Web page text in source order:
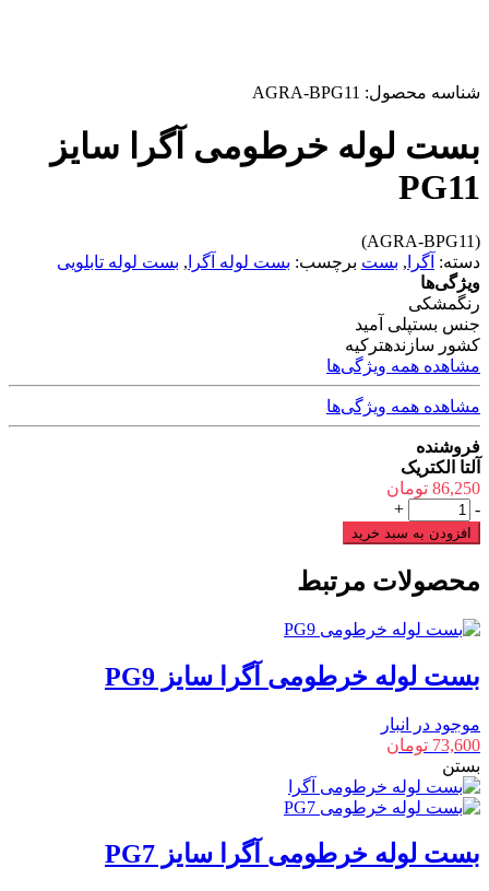
شناسه محصول: AGRA-BPG11
بست لوله خرطومی آگرا سایز
PG11
(AGRA-BPG11)
دسته: آگرا , بست برچسب: بست لوله آگرا , بست لوله تابلویی
ویژگی‌ها
رنگمشکی
جنس بستپلی آمید
کشور سازندهترکیه
مشاهده همه ویژگی‌ها
مشاهده همه ویژگی‌ها
فروشنده
آلتا الکتریک
86,250 تومان
بست
لوله
خرطومی
سایز
عدد
-
+
افزودن به سبد خرید
محصولات مرتبط
بست لوله خرطومی آگرا سایز PG9
موجود در انبار
73,600 تومان
بستن
بست لوله خرطومی آگرا سایز PG7